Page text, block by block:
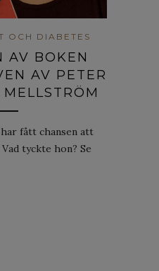
OCH DIABETES
AV BOKEN
AV PETER
fått chansen att
tyckte hon? Se